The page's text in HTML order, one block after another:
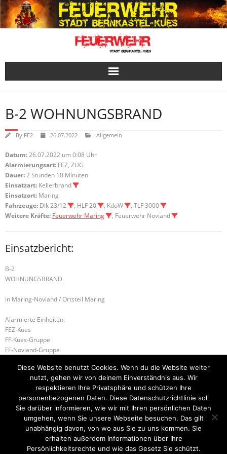
Skip
to
content
B-2 WOHNUNGSBRAND
By FE2 26.07.2022 Allgemein
Datum:26.07.2022 um 0:08 Uhr
Alarmierungsart: FEZ, ZUG
Dauer:2 Stunden 10 Minuten
Einsatzart: Kellerbrand
Einsatzort: Maring
Fahrzeuge: Dlk 23/12 , HLF 20 , KdoW
, TLF 3000
Weitere Kräfte: Feuerwehr Maring , Feuerwehr Noviand
Einsatzbericht:
B-2
WOHNUNGSBRAND
in Maring-Noviand / Ortsteil Maring
Alarmierte Einheiten:
FEZ-Kues
FF-Kues-Gruppe
FF-Noviand-Gruppe
Führungsstaffel-BeKu
WL-Bernkastel-Kues
B-2 FLÄCHENBRAND – GROSS B-2 BRANDMELDEANLAGE
Startseite Einsätze Mitglied werden Über uns
Diese Website benutzt Cookies. Wenn du die Website weiter
nutzt, gehen wir von deinem Einverständnis aus. Wir
respektieren Ihre Privatsphäre und schützen Ihre
personenbezogenen Daten. Diese Datenschutzrichtlinie soll
Sie darüber informieren, wie wir mit Ihren persönlichen Daten
umgehen, wenn Sie unsere Webseite besuchen. Das gilt
unabhängig davon, von wo aus Sie zu uns kommen. Sie
erhalten außerdem Informationen über Ihre
Persönlichkeitsrechte und wie das Gesetz Sie schützt.